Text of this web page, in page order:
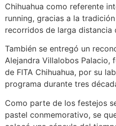
Chihuahua como referente
running, gracias a la
recorridos de larga distancia
También se entregó un
Alejandra Villalobos Palacio,
de FITA Chihuahua, por su
programa durante tres
Como parte de los festejos
pastel conmemorativo, se